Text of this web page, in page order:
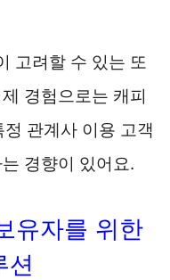
고려할 수 있는 또
경험으로는 캐피
정 관계사 이용 고객
경향이 있어요.
유자를 위한
션